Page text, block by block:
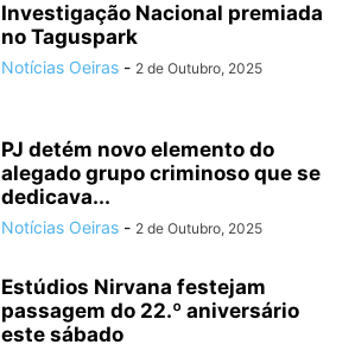
Investigação Nacional premiada
no Taguspark
Notícias Oeiras - 2 de Outubro, 2025
PJ detém novo elemento do
alegado grupo criminoso que se
dedicava...
Notícias Oeiras - 2 de Outubro, 2025
Estúdios Nirvana festejam
passagem do 22.º aniversário
este sábado